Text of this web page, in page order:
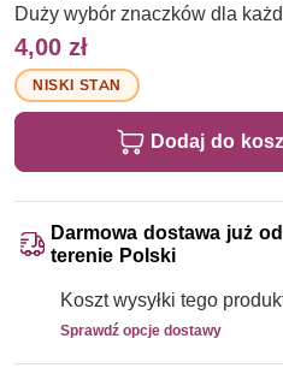
Duży wybór znaczków dla
4,00 zł
NISKI STAN
Dodaj do
Darmowa dostawa już od
terenie Polski
Koszt wysyłki tego
Sprawdź opcje dostawy